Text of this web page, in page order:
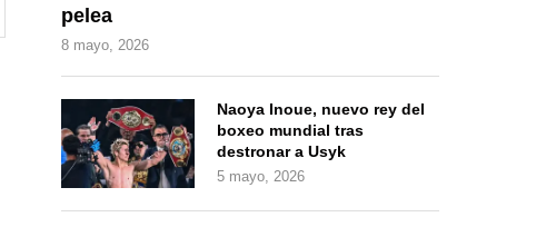
pelea
8 mayo, 2026
Naoya Inoue, nuevo rey del
boxeo mundial tras
destronar a Usyk
5 mayo, 2026